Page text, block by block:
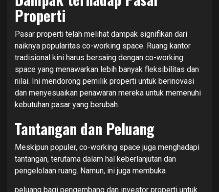
Properti
Pasar properti telah melihat dampak signifikan dari
naiknya popularitas co-working space. Ruang kantor
tradisional kini harus bersaing dengan co-working
space yang menawarkan lebih banyak fleksibilitas dan
nilai. Ini mendorong pemilik properti untuk berinovasi
dan menyesuaikan penawaran mereka untuk memenuhi
kebutuhan pasar yang berubah.
Tantangan dan Peluang
Meskipun populer, co-working space juga menghadapi
tantangan, terutama dalam hal keberlanjutan dan
pengelolaan ruang. Namun, ini juga membuka
peluang bagi pengembang dan investor properti untuk